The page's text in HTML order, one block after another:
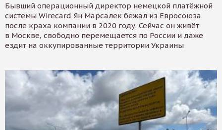
Бывший операционный директор немецкой платёжной
системы Wirecard Ян Марсалек бежал из Евросоюза
после краха компании в 2020 году. Сейчас он живёт
в Москве, свободно перемещается по России и даже
ездит на оккупированные территории Украины